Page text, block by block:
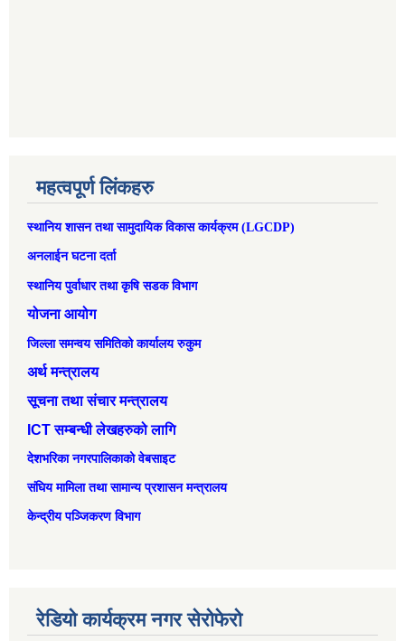
महत्वपूर्ण लिंकहरु
स्थानिय शासन तथा सामुदायिक विकास कार्यक्रम (LGCDP)
अनलाईन घटना दर्ता
स्थानिय पुर्वाधार तथा कृषि सडक विभाग
योजना आयोग
जिल्ला समन्वय समितिको कार्यालय रुकुम
अर्थ मन्त्रालय
सूचना तथा संचार मन्त्रालय
ICT सम्बन्धी लेखहरुको लागि
देशभरिका नगरपालिकाको वेबसाइट
संघिय मामिला तथा सामान्‍य प्रशासन मन्त्रालय
केन्द्रीय पञ्जिकरण विभाग
रेडियो कार्यक्रम नगर सेरोफेरो